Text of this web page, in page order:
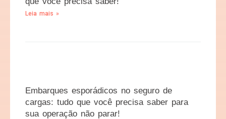
Leia mais »
Embarques esporádicos no seguro de
cargas: tudo que você precisa saber para
sua operação não parar!